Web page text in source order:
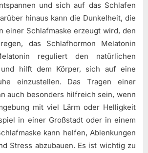
und sich auf das Schlafen
hinaus kann die Dunkelheit, die
einer Schlafmaske erzeugt wird, den
das Schlafhormon Melatonin
reguliert den natürlichen
und hilft dem Körper, sich auf eine
einzustellen. Das Tragen einer
auch besonders hilfreich sein, wenn
mit viel Lärm oder Helligkeit
in einer Großstadt oder in einem
kann helfen, Ablenkungen
Stress abzubauen. Es ist wichtig zu